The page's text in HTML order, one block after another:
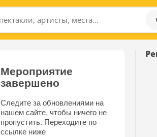
Мероприятие
завершено
Следите за обновлениями на
нашем сайте, чтобы ничего не
пропустить. Переходите по
ссылке ниже